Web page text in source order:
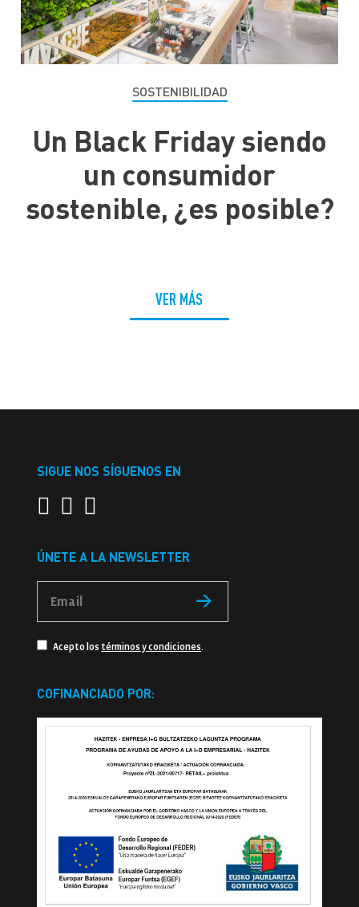
SOSTENIBILIDAD
Un Black Friday siendo
un consumidor
sostenible, ¿es posible?
VER MÁS
SIGUE NOS SÍGUENOS EN
ÚNETE A LA NEWSLETTER
Acepto los términos y condiciones.
COFINANCIADO POR: